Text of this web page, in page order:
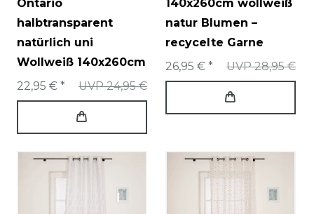
Ontario
halbtransparent
natürlich uni
Wollweiß 140x260cm
UVP 24,95 €
22,95 € *
140x260cm wollweiß
natur Blumen –
recycelte Garne
UVP 28,95 €
26,95 € *